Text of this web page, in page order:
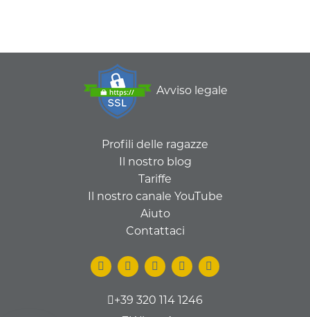
Avviso legale
Profili delle ragazze
Il nostro blog
Tariffe
Il nostro canale YouTube
Aiuto
Contattaci
+39 320 114 1246